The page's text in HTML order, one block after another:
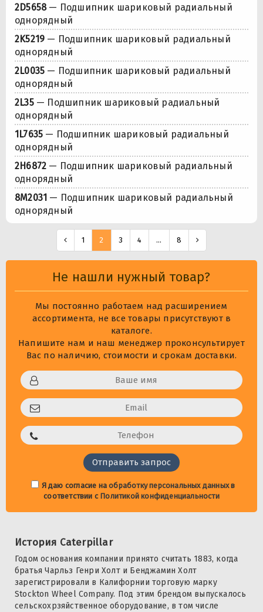
2D5658— Подшипник шариковый радиальный
однорядный
2K5219 — Подшипник шариковый радиальный
однорядный
2L0035 — Подшипник шариковый радиальный
однорядный
2L35— Подшипник шариковый радиальный
однорядный
1L7635 — Подшипник шариковый радиальный
однорядный
2H6872 — Подшипник шариковый радиальный
однорядный
8M2031 — Подшипник шариковый радиальный
однорядный
1 2 3 4 ... 8
Не нашли нужный товар?
Мы постоянно работаем над расширением
ассортимента, не все товары присутствуют в
каталоге.
Напишите нам и наш менеджер проконсультирует
Вас по наличию, стоимости и срокам доставки.
Я даю согласие наобработку персональных данныхв
соответствии с Политикой конфиденциальности
История Caterpillar
Годом основания компании принято считать 1883, когда
братья Чарльз Генри Холт и Бенджамин Холт
зарегистрировали в Калифорнии торговую марку
Stockton Wheel Company. Под этим брендом выпускалось
сельскохрзяйственное оборудование, в том числе